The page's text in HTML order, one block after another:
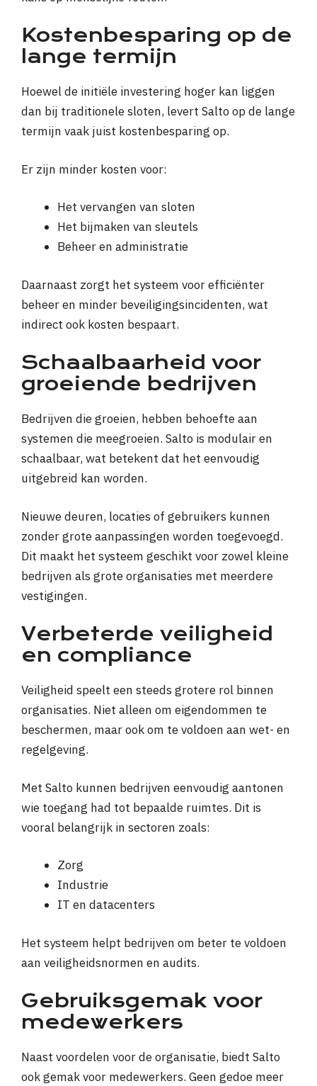
Kostenbesparing op de
lange termijn
Hoewel de initiële investering hoger kan liggen
dan bij traditionele sloten, levert Salto op de lange
termijn vaak juist kostenbesparing op.
Er zijn minder kosten voor:
Het vervangen van sloten
Het bijmaken van sleutels
Beheer en administratie
Daarnaast zorgt het systeem voor efficiënter
beheer en minder beveiligingsincidenten, wat
indirect ook kosten bespaart.
Schaalbaarheid voor
groeiende bedrijven
Bedrijven die groeien, hebben behoefte aan
systemen die meegroeien. Salto is modulair en
schaalbaar, wat betekent dat het eenvoudig
uitgebreid kan worden.
Nieuwe deuren, locaties of gebruikers kunnen
zonder grote aanpassingen worden toegevoegd.
Dit maakt het systeem geschikt voor zowel kleine
bedrijven als grote organisaties met meerdere
vestigingen.
Verbeterde veiligheid
en compliance
Veiligheid speelt een steeds grotere rol binnen
organisaties. Niet alleen om eigendommen te
beschermen, maar ook om te voldoen aan wet- en
regelgeving.
Met Salto kunnen bedrijven eenvoudig aantonen
wie toegang had tot bepaalde ruimtes. Dit is
vooral belangrijk in sectoren zoals:
Zorg
Industrie
IT en datacenters
Het systeem helpt bedrijven om beter te voldoen
aan veiligheidsnormen en audits.
Gebruiksgemak voor
medewerkers
Naast voordelen voor de organisatie, biedt Salto
ook gemak voor medewerkers. Geen gedoe meer